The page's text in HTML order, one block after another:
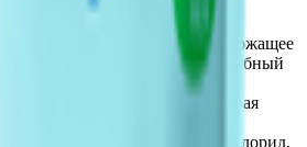
растительные масла:
соевое, кокосовое;
белков; сливки; масло, содержащее
DHA (рафинированный рыбный
L-аскорбилпальмитат); масло,
кислоту (ARA) (арахидоновая
alpina), альфа токоферол, -
вещества: кальция хлорид,